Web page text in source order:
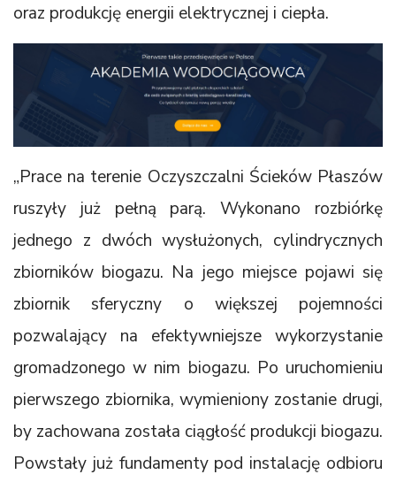
oraz produkcję energii elektrycznej i ciepła.
„Prace na terenie Oczyszczalni Ścieków Płaszów
ruszyły już pełną parą. Wykonano rozbiórkę
jednego z dwóch wysłużonych, cylindrycznych
zbiorników biogazu. Na jego miejsce pojawi się
zbiornik sferyczny o większej pojemności
pozwalający na efektywniejsze wykorzystanie
gromadzonego w nim biogazu. Po uruchomieniu
pierwszego zbiornika, wymieniony zostanie drugi,
by zachowana została ciągłość produkcji biogazu.
Powstały już fundamenty pod instalację odbioru